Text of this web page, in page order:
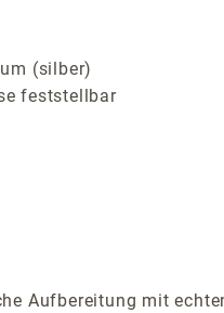
(silber)
feststellbar
Aufbereitung mit